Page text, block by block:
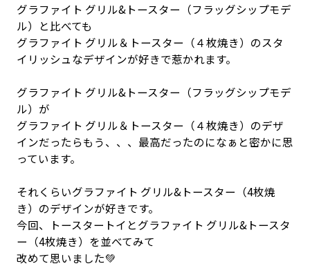
グラファイト グリル&トースター（フラッグシップモデ
ル）と比べても
グラファイト グリル＆トースター（４枚焼き）のスタ
イリッシュなデザインが好きで惹かれます。
グラファイト グリル&トースター（フラッグシップモデ
ル）が
グラファイト グリル＆トースター（４枚焼き）のデザ
インだったらもう、、、最高だったのになぁと密かに思
っています。
それくらいグラファイト グリル&トースター（4枚焼
き）のデザインが好きです。
今回、トースタートイとグラファイト グリル&トースタ
ー（4枚焼き）を並べてみて
改めて思いました💚